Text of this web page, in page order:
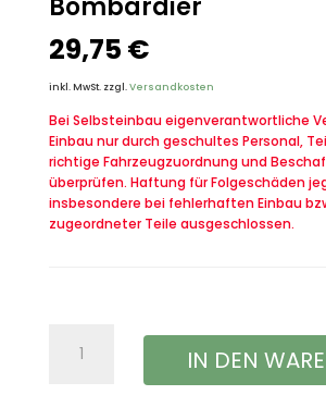
Bombardier
29,75 €
inkl. MwSt. zzgl.Versandkosten
Bei Selbsteinbau eigenverantwortliche
Einbau nur durch geschultes Personal,
richtige Fahrzeugzuordnung und
überprüfen. Haftung für Folgeschäden
insbesondere bei fehlerhaften Einbau
zugeordneter Teile ausgeschlossen.
RKL
IN DEN